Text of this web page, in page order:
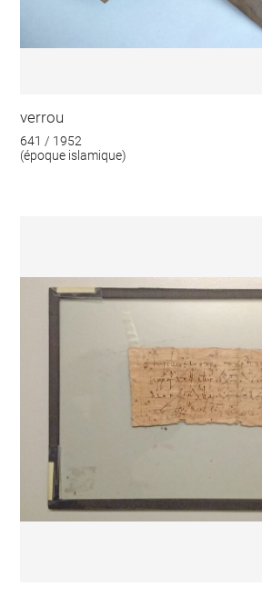
verrou
641 / 1952
(époque islamique)